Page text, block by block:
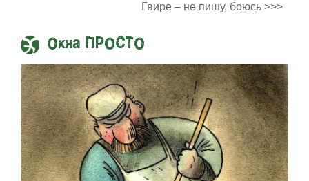
Гвире – не пишу, боюсь >>>
Окна ПРОСТО